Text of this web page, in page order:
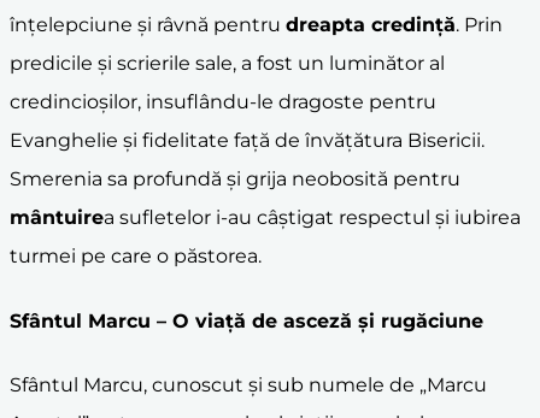
înțelepciune și râvnă pentru dreapta credință. Prin
predicile și scrierile sale, a fost un luminător al
credincioșilor, insuflându-le dragoste pentru
Evanghelie și fidelitate față de învățătura Bisericii.
Smerenia sa profundă și grija neobosită pentru
mântuirea sufletelor i-au câștigat respectul și iubirea
turmei pe care o păstorea.
Sfântul Marcu – O viață de asceză și rugăciune
Sfântul Marcu, cunoscut și sub numele de „Marcu